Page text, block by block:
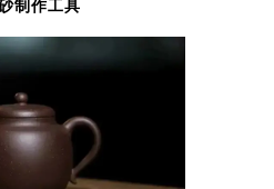
制作工具